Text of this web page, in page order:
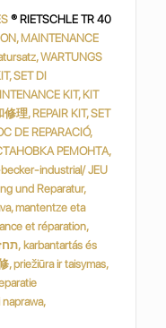
® RIETSCHLE TR 40
MAINTENANCE
WARTUNGS
理, REPAIR KIT, SET
DE REPARACIÓ,
industrial/ JEU
und Reparatur,
mantentze eta
et réparation,
, priežiūra ir taisymas,